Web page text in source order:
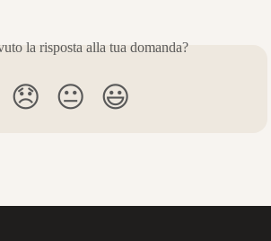
la risposta alla tua domanda?
😞 😐 😃